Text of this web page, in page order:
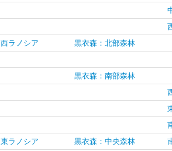
西ラノシア 黒衣森：北部森林
黒衣森：南部森林
東ラノシア 黒衣森：中央森林